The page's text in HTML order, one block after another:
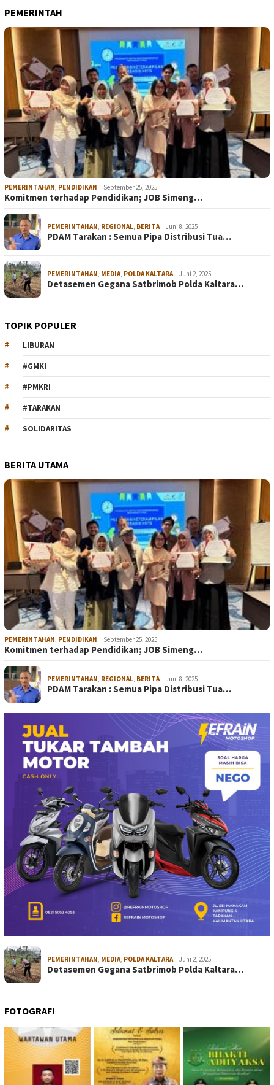
PEMERINTAH
PEMERINTAHAN PENDIDIKAN September 25, 2025
Komitmen terhadap Pendidikan; JOB Simeng…
PEMERINTAHAN REGIONAL BERITA Juni 8, 2025
PDAM Tarakan : Semua Pipa Distribusi Tua…
PEMERINTAHAN MEDIA POLDA KALTARA Juni 2, 2025
Detasemen Gegana Satbrimob Polda Kaltara…
TOPIK POPULER
LIBURAN
#GMKI
#PMKRI
#TARAKAN
SOLIDARITAS
BERITA UTAMA
PEMERINTAHAN PENDIDIKAN September 25, 2025
Komitmen terhadap Pendidikan; JOB Simeng…
PEMERINTAHAN REGIONAL BERITA Juni 8, 2025
PDAM Tarakan : Semua Pipa Distribusi Tua…
PEMERINTAHAN, MEDIA, POLDA KALTARA Juni 2, 2025
Detasemen Gegana Satbrimob Polda Kaltara…
FOTOGRAFI